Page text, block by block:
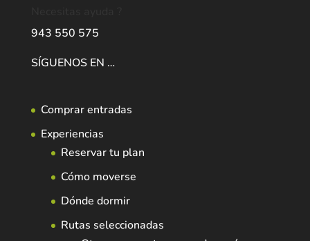
943 550 575
SÍGUENOS EN …
Comprar entradas
Experiencias
Reservar tu plan
Cómo moverse
Dónde dormir
Rutas seleccionadas